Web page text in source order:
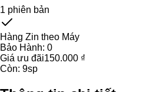
1 phiên bản
Hàng Zin theo Máy
Bảo Hành: 0
Giá ưu đãi150.000 ₫
Còn: 9sp